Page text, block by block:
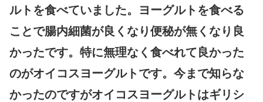
ルトを食べていました。ヨーグルトを食べる
ことで腸内細菌が良くなり便秘が無くなり良
かったです。特に無理なく食べれて良かった
のがオイコスヨーグルトです。今まで知らな
かったのですがオイコスヨーグルトはギリシ